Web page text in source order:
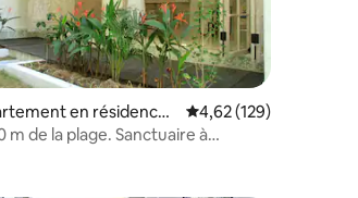
5
sur la base de 24 commentaires : 4,75 sur 5
en résidence ⋅
Évaluation moyenne
4,62 (129)
m de la plage. Sanctuaire à